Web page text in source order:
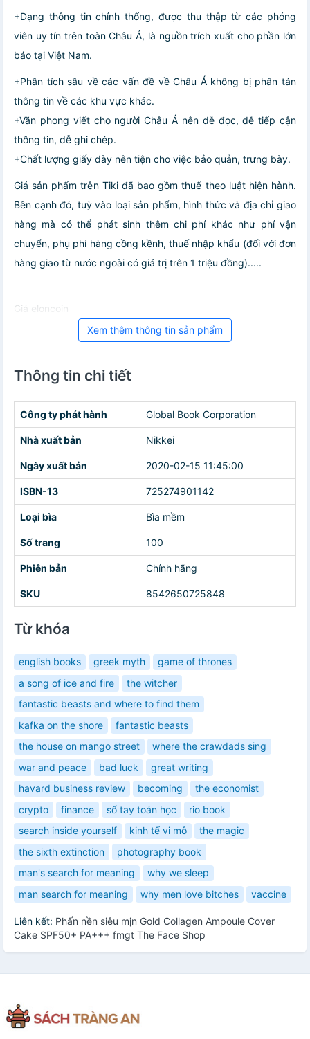
+Dạng thông tin chính thống, được thu thập từ các phóng
viên uy tín trên toàn Châu Á, là nguồn trích xuất cho phần lớn
báo tại Việt Nam.
+Phân tích sâu về các vấn đề về Châu Á không bị phân tán
thông tin về các khu vực khác.
+Văn phong viết cho người Châu Á nên dễ đọc, dễ tiếp cận
thông tin, dễ ghi chép.
+Chất lượng giấy dày nên tiện cho việc bảo quản, trưng bày.
Giá sản phẩm trên Tiki đã bao gồm thuế theo luật hiện hành.
Bên cạnh đó, tuỳ vào loại sản phẩm, hình thức và địa chỉ giao
hàng mà có thể phát sinh thêm chi phí khác như phí vận
chuyển, phụ phí hàng cồng kềnh, thuế nhập khẩu (đối với đơn
hàng giao từ nước ngoài có giá trị trên 1 triệu đồng).....
Giá eloncoin
Xem thêm thông tin sản phẩm
Thông tin chi tiết
Công ty phát hành Global Book Corporation
Nhà xuất bản Nikkei
Ngày xuất bản 2020-02-15 11:45:00
ISBN-13 725274901142
Loại bìa Bìa mềm
Số trang 100
Phiên bản Chính hãng
SKU 8542650725848
Từ khóa
english books greek myth
game of thrones
a song of ice and fire
the witcher
fantastic beasts and where to find them
kafka on the shore
fantastic beasts
the house on mango street
where the crawdads sing
war and peace
bad luck
great writing
havard business review
becoming
the economist
crypto
finance sổ tay toán học
rio book
search inside yourself
kinh tế vi mô
the magic
the sixth extinction
photography book
man's search for meaning
why we sleep
man search for meaning
why men love bitches vaccine
Liên kết: Phấn nền siêu mịn Gold Collagen Ampoule Cover
Cake SPF50+ PA+++ fmgt The Face Shop